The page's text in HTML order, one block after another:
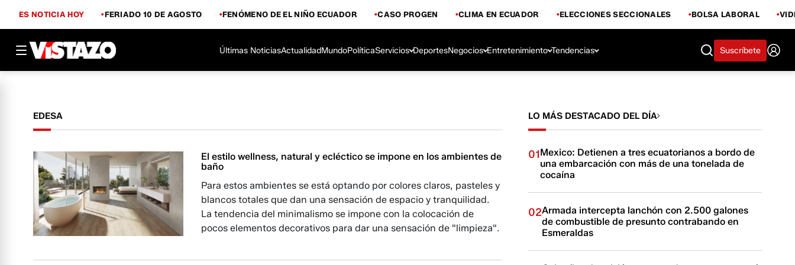
ES NOTICIA HOY FERIADO 10 DE AGOSTO FENÓMENO DE EL NIÑO ECUADOR CASO PROGEN CLIMA EN ECUADOR ELECCIONES SECCIONALES BOLSA LABORAL
Últimas NoticiasActualidadMundoPolíticaServicios DeportesNegocios Entretenimiento Tendencias Suscríbete
EDESA
El estilo wellness, natural y ecléctico se impone en los ambientes de
baño
Para estos ambientes se está optando por colores claros, pasteles y
blancos totales que dan una sensación de espacio y tranquilidad.
La tendencia del minimalismo se impone con la colocación de
pocos elementos decorativos para dar una sensación de "limpieza".
LO MÁS DESTACADO DEL DÍA
01Mexico: Detienen a tres ecuatorianos a bordo de
una embarcación con más de una tonelada de
cocaína
02Armada intercepta lanchón con 2.500 galones
de combustible de presunto contrabando en
Esmeraldas